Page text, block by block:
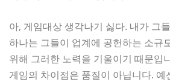
아, 게임대상 생각나기 싫다. 내가 그
하나는 그들이 업계에 공헌하는 소규
위해 그러한 노력을 기울이기 때문입
게임의 차이점은 품질이 아닙니다. 예